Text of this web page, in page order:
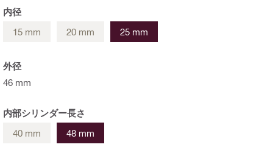
内径
15 mm
20 mm 25 mm
外径
46 mm
内部シリンダー長さ
40 mm
48 mm